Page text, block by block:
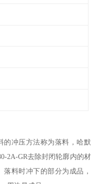
的冲压方法称为落料，哈默
2A-GR去除封闭轮廓内的材
料时冲下的部分为成品，